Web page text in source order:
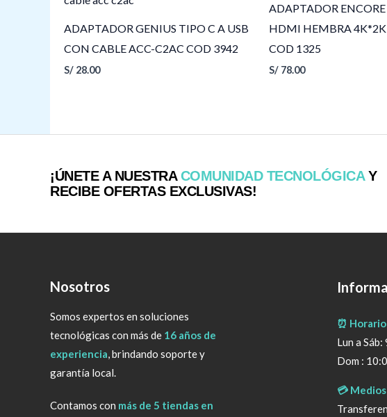
ADAPTADOR GENIUS TIPO C A USB
CON CABLE ACC-C2AC COD 3942
S/ 28.00
ADAPTADOR
HDMI HEMBRA
COD 1325
S/ 78.00
¡ÚNETE A NUESTRACOMUNIDAD TECNOLÓGICAY
RECIBE OFERTAS EXCLUSIVAS!
Nosotros
Somos expertos en soluciones
tecnológicas con más de 16 años de
experiencia, brindando soporte y
garantía local.
Contamos con más de 5 tiendas en
⏰
Lun a
Dom :
💳